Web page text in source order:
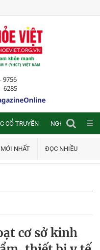
9756
6285
CỔ TRUYỀN NGHIÊN CỨU
MỚI NHẤT ĐỌC NHIỀU
cơ sở kinh